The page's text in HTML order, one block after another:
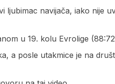
ljubimac navijača, iako nije
u 19. kolu Evrolige
a posle utakmice je na